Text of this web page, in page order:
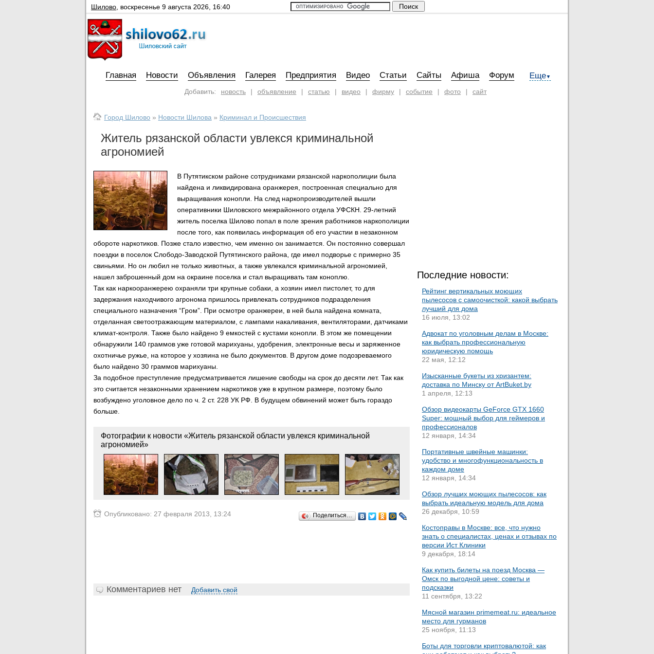
Шилово воскресенье 9 августа 2026, 16:40
Главная Новости Объявления Галерея Предприятия Видео Статьи Сайты Афиша Форум Еще▼
Добавить: новость | объявление | статью | видео | фирму | событие | фото | сайт
Город Шилово » Новости Шилова » Криминал и Происшествия
Житель рязанской области увлекся криминальной
агрономией
В Путятикском районе сотрудниками рязанской наркополиции была
найдена и ликвидирована оранжерея, построенная специально для
выращивания конопли. На след наркопроизводителей вышли
оперативники Шиловского межрайонного отдела УФСКН. 29-летний
житель поселка Шилово попал в поле зрения работников наркополиции
после того, как появилась информация об его участии в незаконном
обороте наркотиков. Позже стало известно, чем именно он занимается. Он постоянно совершал
поездки в поселок Слободо-Заводской Путятинского района, где имел подворье с примерно 35
свиньями. Но он любил не только животных, а также увлекался криминальной агрономией,
нашел заброшенный дом на окраине поселка и стал выращивать там коноплю.
Так как наркооранжерею охраняли три крупные собаки, а хозяин имел пистолет, то для
задержания находчивого агронома пришлось привлекать сотрудников подразделения
специального назначения “Гром”. При осмотре оранжереи, в ней была найдена комната,
отделанная светоотражающим материалом, с лампами накаливания, вентиляторами, датчиками
климат-контроля. Также было найдено 9 емкостей с кустами конопли. В этом же помещении
обнаружили 140 граммов уже готовой марихуаны, удобрения, электронные весы и заряженное
охотничье ружье, на которое у хозяина не было документов. В другом доме подозреваемого
было найдено 30 граммов марихуаны.
За подобное преступление предусматривается лишение свободы на срок до десяти лет. Так как
это считается незаконными хранением наркотиков уже в крупном размере, поэтому было
возбуждено уголовное дело по ч. 2 ст. 228 УК РФ. В будущем обвинений может быть гораздо
больше.
Фотографии к новости «Житель рязанской области увлекся криминальной
агрономией»
Опубликовано: 27 февраля 2013, 13:24 Поделиться…
Комментариев нет Добавить свой
Последние новости:
Рейтинг вертикальных моющих
пылесосов с самоочисткой: какой выбрать
лучший для дома
16 июля, 13:02
Адвокат по уголовным делам в Москве:
как выбрать профессиональную
юридическую помощь
22 мая, 12:12
Изысканные букеты из хризантем:
доставка по Минску от ArtBuket.by
1 апреля, 12:13
Обзор видеокарты GeForce GTX 1660
Super: мощный выбор для геймеров и
профессионалов
12 января, 14:34
Портативные швейные машинки:
удобство и многофункциональность в
каждом доме
12 января, 14:34
Обзор лучших моющих пылесосов: как
выбрать идеальную модель для дома
26 декабря, 10:59
Костоправы в Москве: все, что нужно
знать о специалистах, ценах и отзывах по
версии Ист Клиники
9 декабря, 18:14
Как купить билеты на поезд Москва —
Омск по выгодной цене: советы и
подсказки
11 сентября, 13:22
Мясной магазин primemeat.ru: идеальное
место для гурманов
25 ноября, 11:13
Боты для торговли криптовалютой: как